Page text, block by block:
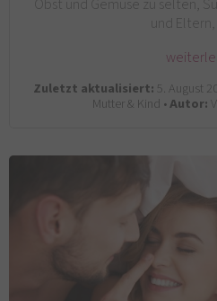
Obst und Gemüse zu selten,
und
Zuletzt aktualisiert: 5. August
Mutter & Kind •Autor: